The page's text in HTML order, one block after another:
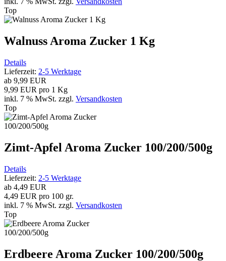
Top
Walnuss Aroma Zucker 1 Kg
Details
Lieferzeit: 2-5 Werktage
ab 9,99 EUR
9,99 EUR pro 1 Kg
inkl. 7 % MwSt. zzgl. Versandkosten
Top
Zimt-Apfel Aroma Zucker 100/200/500g
Details
Lieferzeit: 2-5 Werktage
ab 4,49 EUR
4,49 EUR pro 100 gr.
inkl. 7 % MwSt. zzgl. Versandkosten
Top
Erdbeere Aroma Zucker 100/200/500g